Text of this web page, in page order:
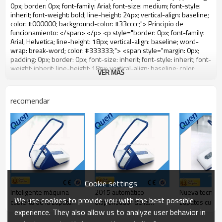
VER MÁS
recomendar
Inteligente máquina
cubierta de la zapata
para el hospital
2015 automático
dispensador de la
cubierta para hospitales
Nueva
zapatos
máquina
Cookie settings
We use cookies to provide you with the best possible
experience. They also allow us to analyze user behavior in